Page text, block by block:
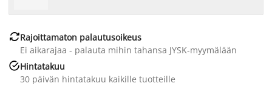
Rajoittamaton palautusoikeus
Ei aikarajaa - palauta mihin tahansa JYSK-myymälään
Hintatakuu
30 päivän hintatakuu kaikille tuotteille